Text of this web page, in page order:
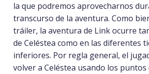
la que podremos aprovecharnos
transcurso de la aventura. Como
tráiler, la aventura de Link ocurre
de Celéstea como en las diferentes
inferiores. Por regla general, el
volver a Celéstea usando los